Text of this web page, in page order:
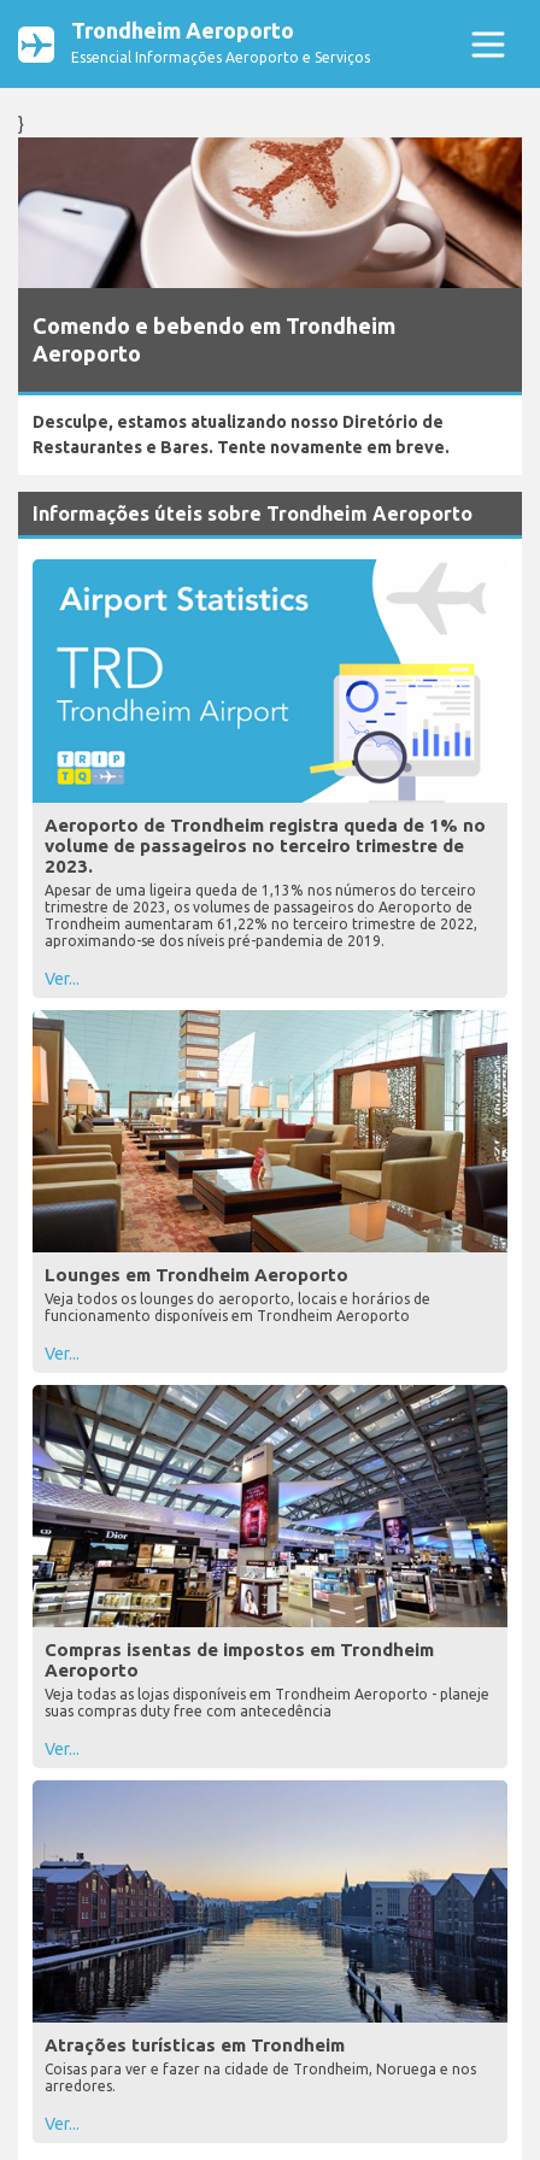
Trondheim Aeroporto
Essencial Informações Aeroporto e Serviços
}
Comendo e bebendo em Trondheim
Aeroporto
Desculpe, estamos atualizando nosso Diretório de
Restaurantes e Bares. Tente novamente em breve.
Informações úteis sobre Trondheim Aeroporto
Aeroporto de Trondheim registra queda de 1% no
volume de passageiros no terceiro trimestre de
2023.
Apesar de uma ligeira queda de 1,13% nos números do terceiro
trimestre de 2023, os volumes de passageiros do Aeroporto de
Trondheim aumentaram 61,22% no terceiro trimestre de 2022,
aproximando-se dos níveis pré-pandemia de 2019.
Ver...
Lounges em Trondheim Aeroporto
Veja todos os lounges do aeroporto, locais e horários de
funcionamento disponíveis em Trondheim Aeroporto
Ver...
Compras isentas de impostos em Trondheim
Aeroporto
Veja todas as lojas disponíveis em Trondheim Aeroporto - planeje
suas compras duty free com antecedência
Ver...
Atrações turísticas em Trondheim
Coisas para ver e fazer na cidade de Trondheim, Noruega e nos
arredores.
Ver...